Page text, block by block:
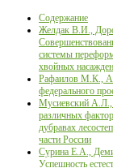
Содержание
Желдак В.И.,
системы
хвойных
Рафаилов М.К.,
федерального
Мусиевский
различных
дубравах
части России
Сурина Е.А.,
Успешность